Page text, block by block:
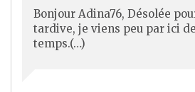
Bonjour Adina76, Désolée
tardive, je viens peu par ici
temps.(…)